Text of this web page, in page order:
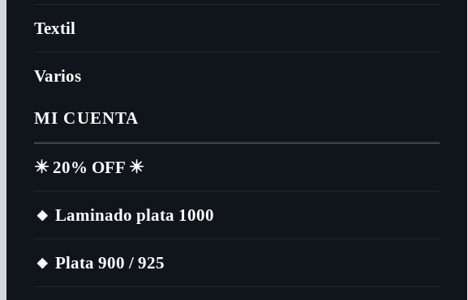
Textil
Varios
MI CUENTA
✴️​ 20% OFF ✴️​
🔸​ Laminado plata 1000
🔸​ Plata 900 / 925